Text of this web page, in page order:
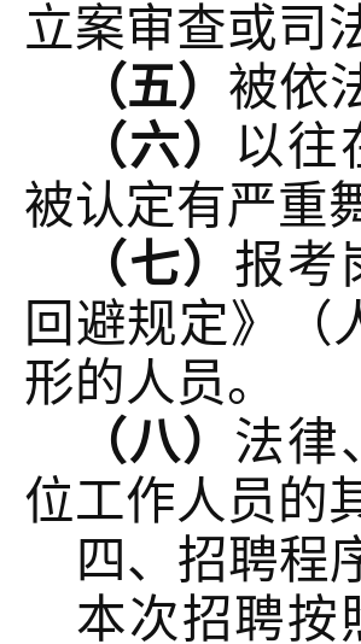
立案审查或司
（五） 被依
（六） 以往
被认定有严重
（七） 报考
回避规定》（
形的人员。
（八） 法律
位工作人员的
四、招聘程
本次招聘按